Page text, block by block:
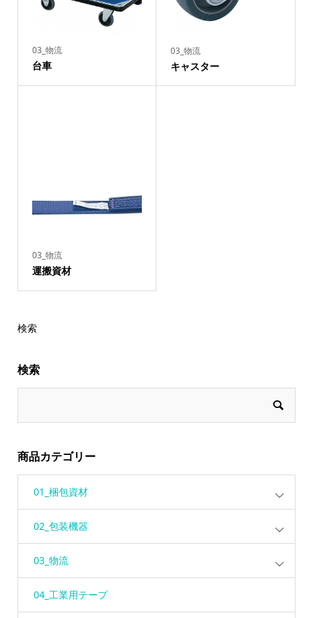
03_物流
台車
03_物流
キャスター
03_物流
運搬資材
検索
検索
商品カテゴリー
01_梱包資材
02_包装機器
03_物流
04_工業用テープ